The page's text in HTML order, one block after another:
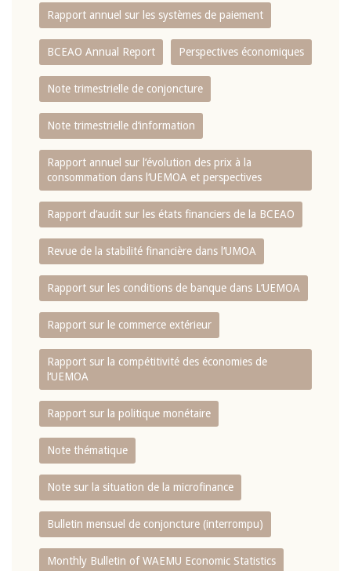
Rapport annuel sur les systèmes de paiement
BCEAO Annual Report Perspectives économiques
Note trimestrielle de conjoncture
Note trimestrielle d‘information
Rapport annuel sur l‘évolution des prix à la
consommation dans l‘UEMOA et perspectives
Rapport d‘audit sur les états financiers de la BCEAO
Revue de la stabilité financière dans l‘UMOA
Rapport sur les conditions de banque dans L‘UEMOA
Rapport sur le commerce extérieur
Rapport sur la compétitivité des économies de
l‘UEMOA
Rapport sur la politique monétaire
Note thématique
Note sur la situation de la microfinance
Bulletin mensuel de conjoncture (interrompu)
Monthly Bulletin of WAEMU Economic Statistics